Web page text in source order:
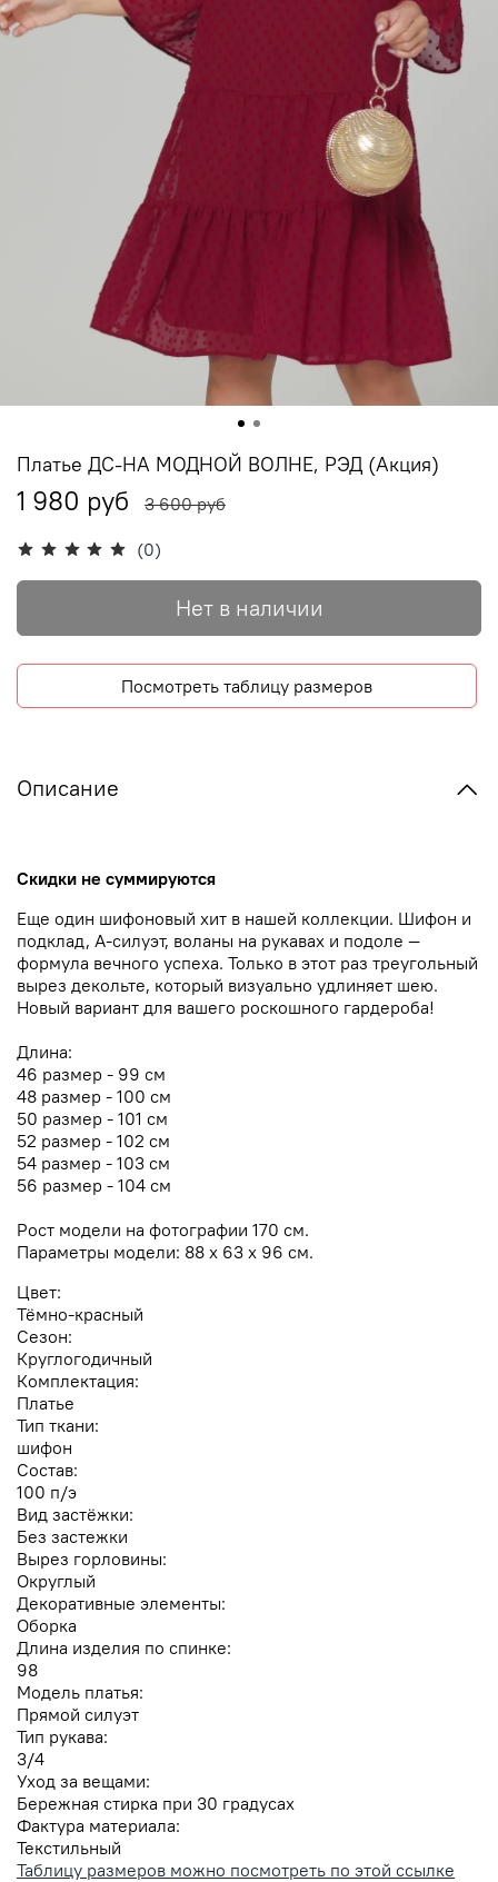
(0)
Платье ДС-НА МОДНОЙ ВОЛНЕ, РЭД (Акция)
1 980 руб 3 600 руб
Нет в наличии
Посмотреть таблицу размеров
Описание
Скидки не суммируются
Еще один шифоновый хит в нашей коллекции. Шифон и
подклад, А-силуэт, воланы на рукавах и подоле —
формула вечного успеха. Только в этот раз треугольный
вырез декольте, который визуально удлиняет шею.
Новый вариант для вашего роскошного гардероба!
Длина:
46 размер - 99 см
48 размер - 100 см
50 размер - 101 см
52 размер - 102 см
54 размер - 103 см
56 размер - 104 см
Рост модели на фотографии 170 см.
Параметры модели: 88 х 63 х 96 см.
Цвет:
Тёмно-красный
Сезон:
Круглогодичный
Комплектация:
Платье
Тип ткани:
шифон
Состав:
100 п/э
Вид застёжки:
Без застежки
Вырез горловины:
Округлый
Декоративные элементы:
Оборка
Длина изделия по спинке:
98
Модель платья:
Прямой силуэт
Тип рукава:
3/4
Уход за вещами:
Бережная стирка при 30 градусах
Фактура материала:
Текстильный
Таблицу размеров можно посмотреть по этой ссылке